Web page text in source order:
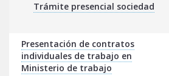
Trámite presencial sociedad
Presentación de contratos
individuales de trabajo en
Ministerio de trabajo